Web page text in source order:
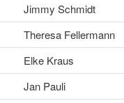
Jimmy Schmidt
Theresa Fellermann
Elke Kraus
Jan Pauli